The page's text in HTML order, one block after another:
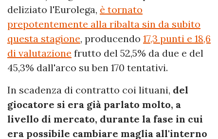
deliziato l'Eurolega, è tornato
prepotentemente alla ribalta sin da subito
questa stagione, producendo 17,3 punti e 18,6
di valutazione frutto del 52,5% da due e del
45,3% dall'arco su ben 170 tentativi.
In scadenza di contratto coi lituani, del
giocatore si era già parlato molto, a
livello di mercato, durante la fase in cui
era possibile cambiare maglia all'interno